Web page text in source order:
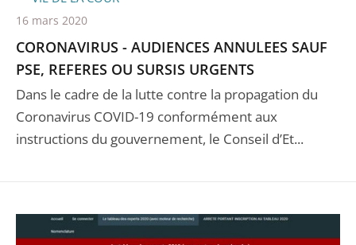
CORONAVIRUS - AUDIENCES ANNULEES SAUF
PSE, REFERES OU SURSIS URGENTS
Dans le cadre de la lutte contre la propagation du
Coronavirus COVID-19 conformément aux
instructions du gouvernement, le Conseil d’Et...
16 mars 2020